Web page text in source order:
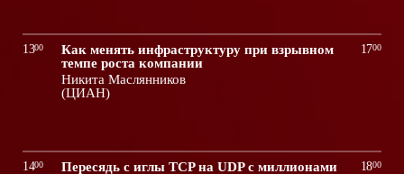
1300
Как менять инфраструктуру при взрывном
темпе роста компании
Никита Маслянников
(ЦИАН)
1700
1400
Пересядь с иглы TCP на UDP с миллионами
1800